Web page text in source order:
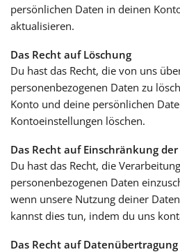
persönlichen Daten in deinen
aktualisieren.
Das Recht auf Löschung
Du hast das Recht, die von uns
personenbezogenen Daten zu
Konto und deine persönlichen
Kontoeinstellungen löschen.
Das Recht auf Einschränkung
Du hast das Recht, die
personenbezogenen Daten
wenn unsere Nutzung deiner
kannst dies tun, indem du uns
Das Recht auf Datenübertragung